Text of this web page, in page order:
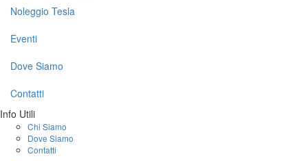
Noleggio Tesla
Eventi
Dove Siamo
Contatti
Info Utili
Chi Siamo
Dove Siamo
Contatti